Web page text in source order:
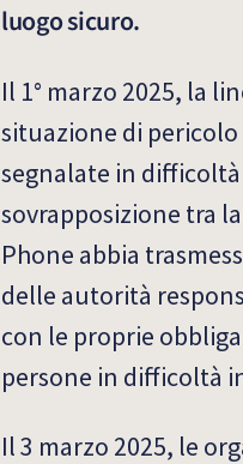
luogo sicuro.
Il 1° marzo 2025, la
situazione di
segnalate in
sovrapposizione tra
Phone abbia
delle autorità
con le proprie
persone in difficoltà
Il 3 marzo 2025, le